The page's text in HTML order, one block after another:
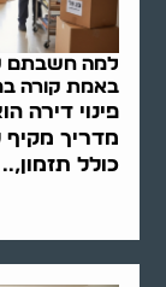
למה חשבתם
באמת קורה
פינוי דירה
מדריך מקיף
כולל תזמון,..